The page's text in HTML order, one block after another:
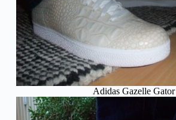
Adidas Gazelle Gator